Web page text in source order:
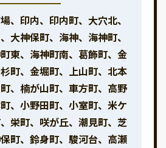
、印内、印内町、大穴北、
大神保町、海神、海神町、
東、海神町南、葛飾町、金
町、金堀町、上山町、北本
、楠が山町、車方町、高野
、小野田町、小室町、米ケ
栄町、咲が丘、潮見町、芝
町、鈴身町、駿河台、高瀬